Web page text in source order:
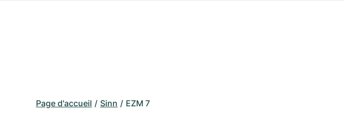
Page d'accueil Sinn EZM 7